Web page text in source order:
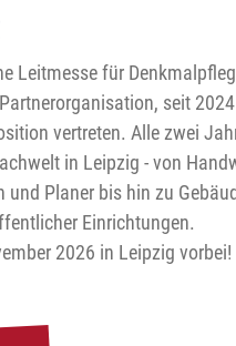
Leitmesse für
seit
vertreten. Alle zwei
in Leipzig - von
und Planer bis hin zu
Einrichtungen.
2026 in Leipzig vorbei!